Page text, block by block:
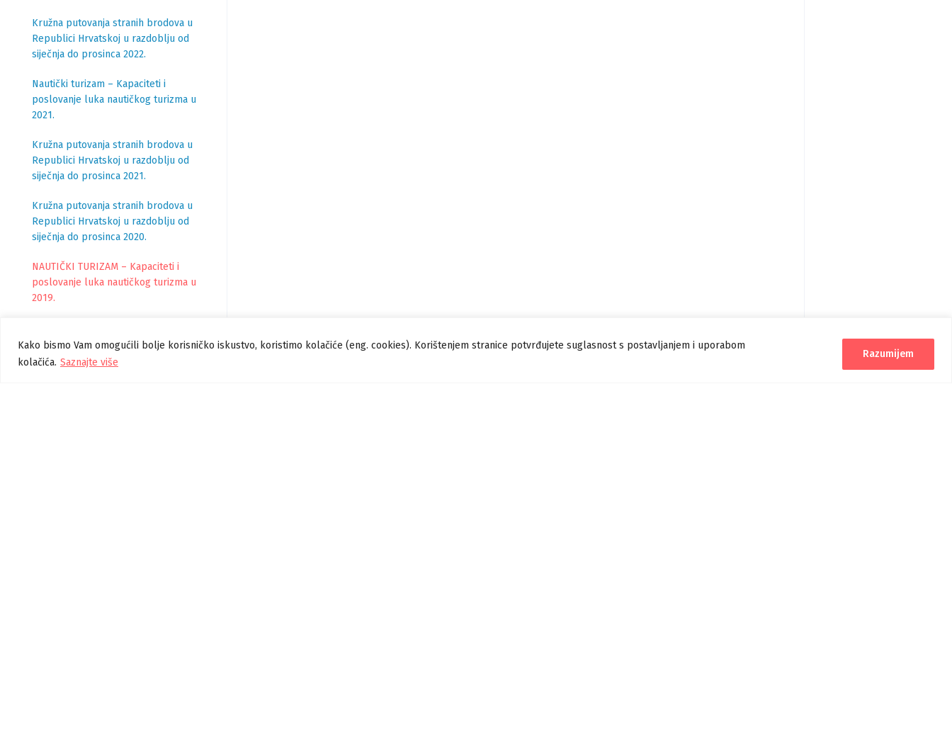
Kako bismo Vam omogućili bolje korisničko iskustvo, koristimo kolačiće (eng. cookies). Korištenjem stranice potvrđujete suglasnost s postavljanjem i uporabom
kolačića. Saznajte više
Razumijem
Kružna putovanja stranih brodova u
Republici Hrvatskoj u razdoblju od
siječnja do prosinca 2022.
Nautički turizam – Kapaciteti i
poslovanje luka nautičkog turizma u
2021.
Kružna putovanja stranih brodova u
Republici Hrvatskoj u razdoblju od
siječnja do prosinca 2021.
Kružna putovanja stranih brodova u
Republici Hrvatskoj u razdoblju od
siječnja do prosinca 2020.
NAUTIČKI TURIZAM – Kapaciteti i
poslovanje luka nautičkog turizma u
2019.
Republici Hrvatskoj u razdoblju od
siječnja do prosinca 2019.